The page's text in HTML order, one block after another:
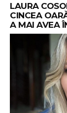
LAURA
CINCEA
A MAI AVEA